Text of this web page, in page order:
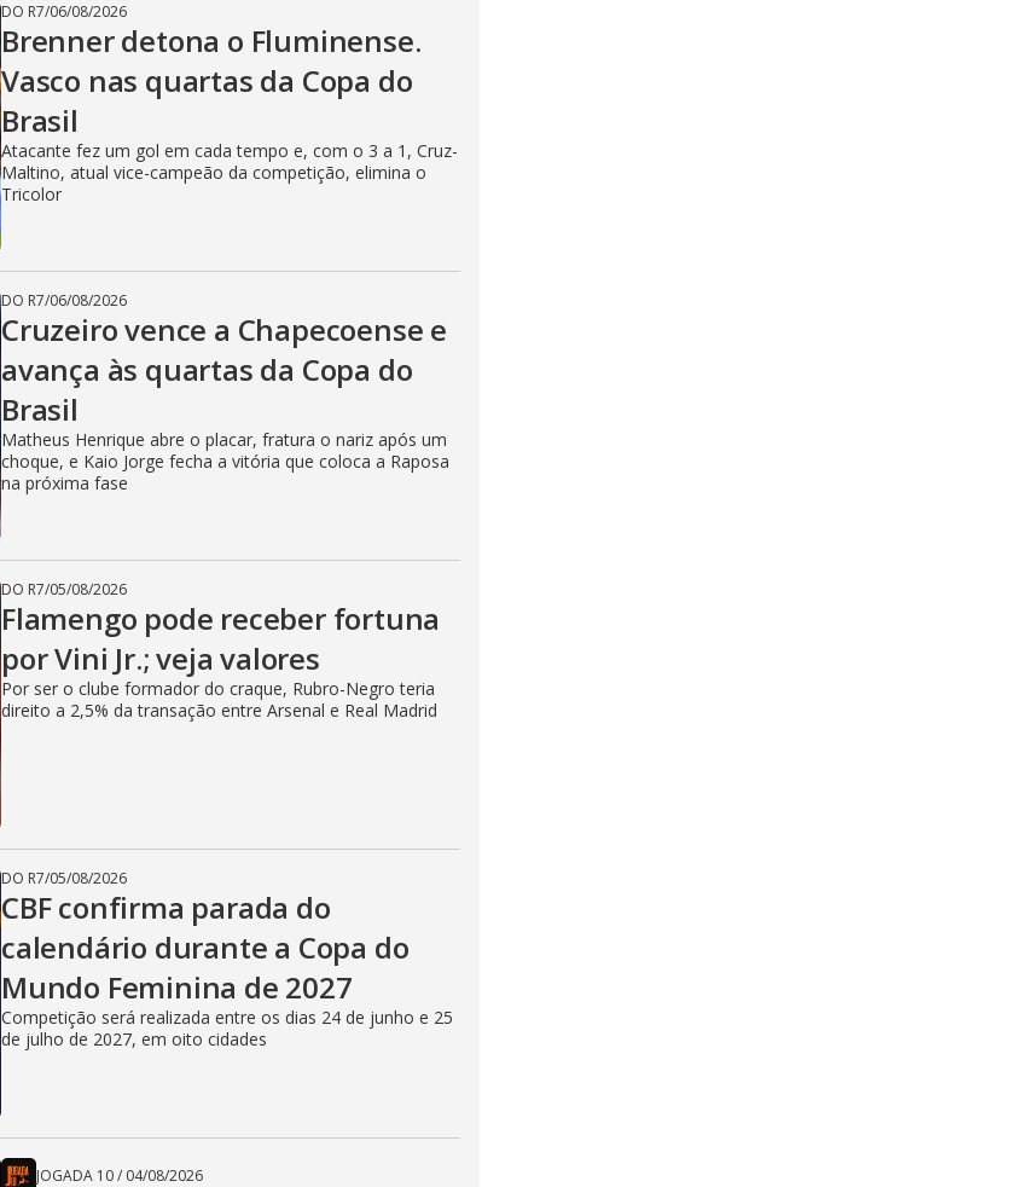
DO R7/06/08/2026
Brenner detona o Fluminense.
Vasco nas quartas da Copa do
Brasil
Atacante fez um gol em cada tempo e, com o 3 a 1, Cruz-
Maltino, atual vice-campeão da competição, elimina o
Tricolor
DO R7/06/08/2026
Cruzeiro vence a Chapecoense e
avança às quartas da Copa do
Brasil
Matheus Henrique abre o placar, fratura o nariz após um
choque, e Kaio Jorge fecha a vitória que coloca a Raposa
na próxima fase
DO R7/05/08/2026
Flamengo pode receber fortuna
por Vini Jr.; veja valores
Por ser o clube formador do craque, Rubro-Negro teria
direito a 2,5% da transação entre Arsenal e Real Madrid
DO R7/05/08/2026
CBF confirma parada do
calendário durante a Copa do
Mundo Feminina de 2027
Competição será realizada entre os dias 24 de junho e 25
de julho de 2027, em oito cidades
JOGADA 10/ 04/08/2026